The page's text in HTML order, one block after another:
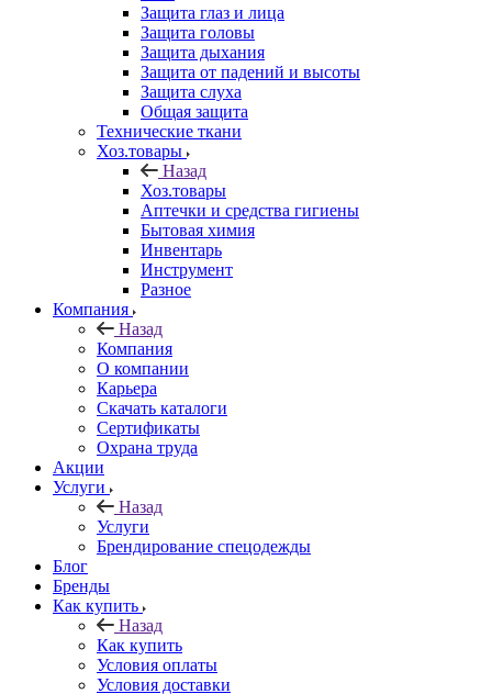
Защита глаз и лица
Защита головы
Защита дыхания
Защита от падений и высоты
Защита слуха
Общая защита
Технические ткани
Хоз.товары
Назад
Хоз.товары
Аптечки и средства гигиены
Бытовая химия
Инвентарь
Инструмент
Разное
Компания
Назад
Компания
О компании
Карьера
Cкачать каталоги
Сертификаты
Охрана труда
Акции
Услуги
Назад
Услуги
Брендирование спецодежды
Блог
Бренды
Как купить
Назад
Как купить
Условия оплаты
Условия доставки